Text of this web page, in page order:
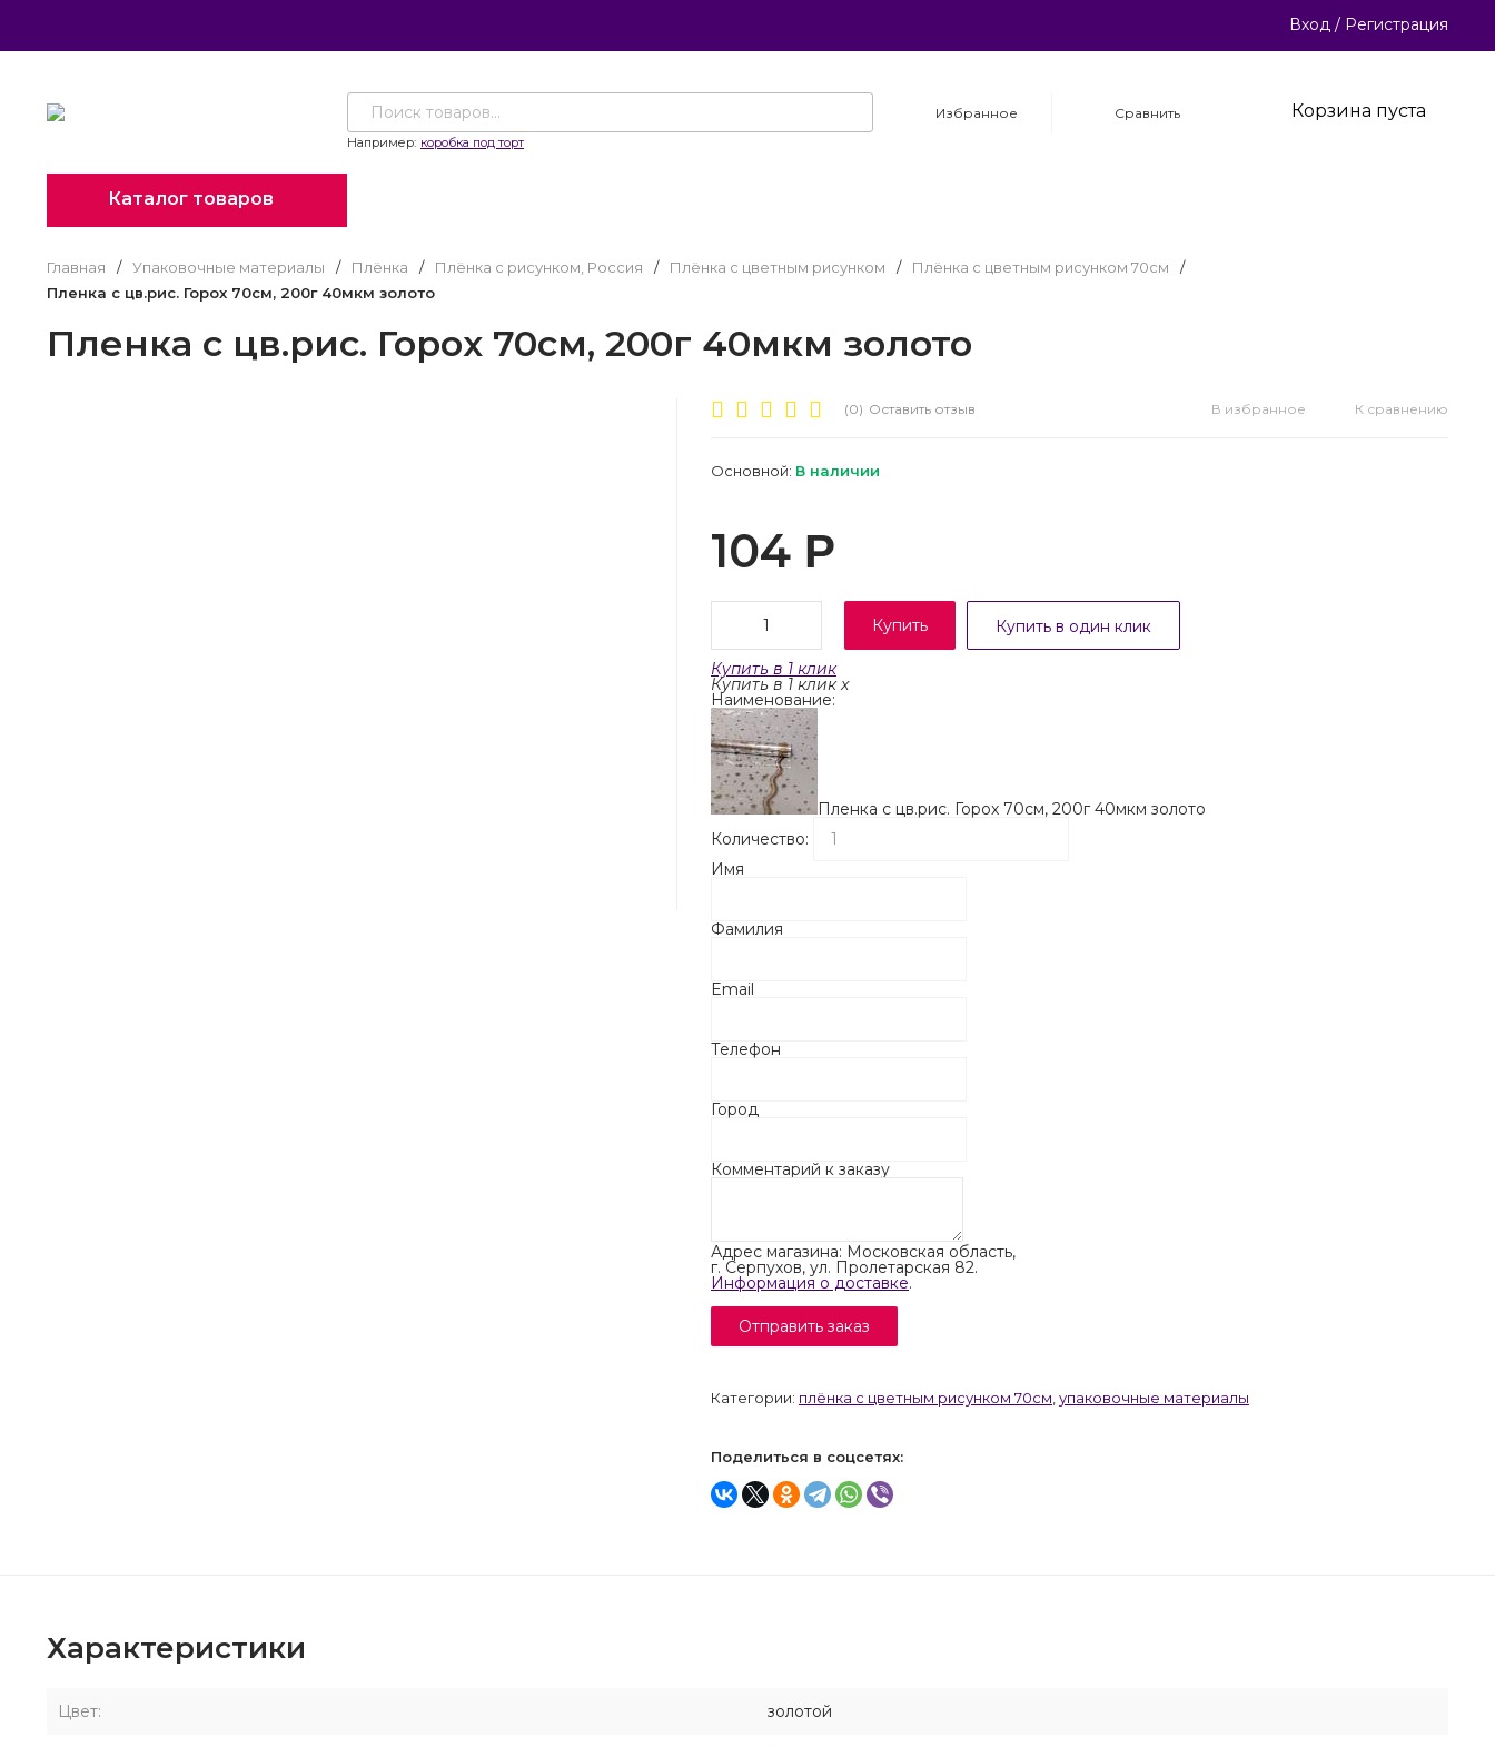
Вход / Регистрация
Например: коробка под торт
Избранное Сравнить Корзина пуста
Каталог товаров
Главная / Упаковочные материалы / Плёнка / Плёнка с рисунком, Россия / Плёнка с цветным рисунком / Плёнка с цветным рисунком 70см
/
Пленка с цв.рис. Горох 70см, 200г 40мкм золото
Пленка с цв.рис. Горох 70см, 200г 40мкм золото
(0) Оставить отзыв В избранное К сравнению
Основной: В наличии
104 Р
Купить Купить в один клик
Купить в 1 клик
Купить в 1 клик x
Наименование:
Пленка с цв.рис. Горох 70см, 200г 40мкм золото
Количество:
Имя
Фамилия
Email
Телефон
Город
Комментарий к заказу
Адрес магазина: Московская область,
г. Серпухов, ул. Пролетарская 82.
Информация о доставке.
Категории: плёнка с цветным рисунком 70см упаковочные материалы
Поделиться в соцсетях:
Характеристики
Цвет: золотой